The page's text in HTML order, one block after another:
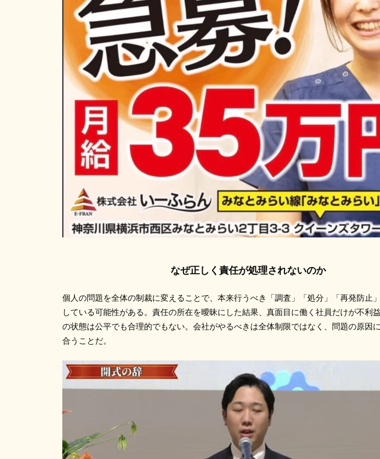
なぜ正しく責任が処理されないのか
個人の問題を全体の制裁に変えることで、本来行うべき「調査」「処分」「再発防止
している可能性がある。責任の所在を曖昧にした結果、真面目に働く社員だけが不利
の状態は公平でも合理的でもない。会社がやるべきは全体制限ではなく、問題の原因
合うことだ。